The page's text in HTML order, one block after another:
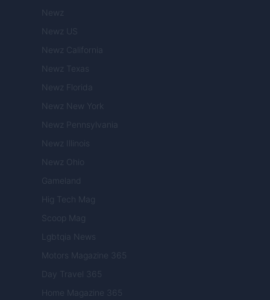
Newz
Newz US
Newz California
Newz Texas
Newz Florida
Newz New York
Newz Pennsylvania
Newz Illinois
Newz Ohio
Gameland
Hig Tech Mag
Scoop Mag
Lgbtqia News
Motors Magazine 365
Day Travel 365
Home Magazine 365